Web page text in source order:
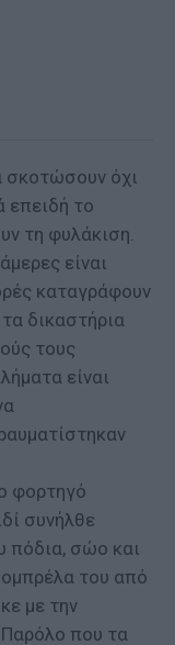
σκοτώσουν όχι
επειδή το
τη φυλάκιση.
είναι
καταγράφουν
δικαστήρια
τους
είναι
φορτηγό
συνήλθε
πόδια, σώο και
του από
με την
που τα